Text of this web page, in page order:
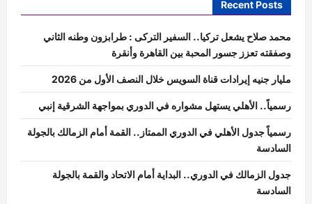
Recent Posts
محمد صلاح يشعل تركيا.. السفير التركى : طرابزون وطنه الثاني
وصفقته تعزز جسور المحبة بين القاهرة وأنقرة
مليار جنيه إيرادات قناة السويس خلال النصف الأول من 2026
رسمياً.. الأهلي يستهل مشواره في الدوري بمواجهة الشرقية إنبي
رسمياً جدول الأهلي في الدوري الممتاز.. القمة أمام الزمالك بالجولة
السادسة
جدول الزمالك في الدوري.. البداية أمام الاتحاد والقمة بالجولة
السادسة